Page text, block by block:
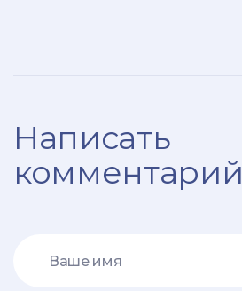
Написать
комментарий